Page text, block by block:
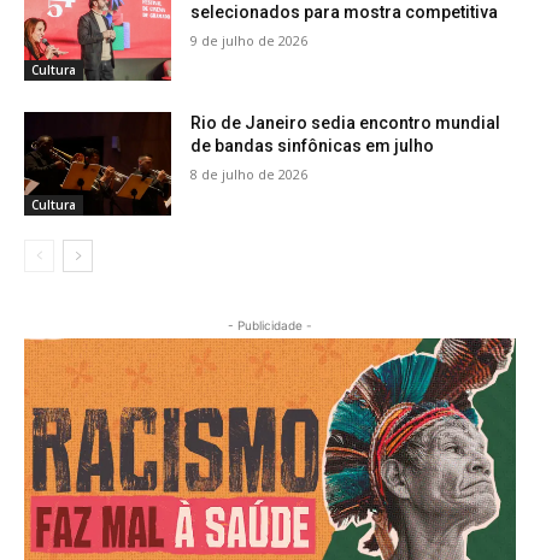
Cultura
selecionados para mostra competitiva
9 de julho de 2026
Cultura
Rio de Janeiro sedia encontro mundial
de bandas sinfônicas em julho
8 de julho de 2026
- Publicidade -